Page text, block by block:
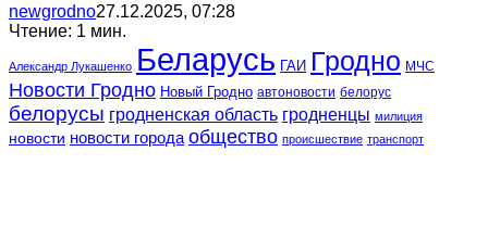
newgrodno27.12.2025, 07:28
Чтение: 1 мин.
Александр Лукашенко Беларусь ГАИ Гродно МЧС
Новости Гродно Новый Гродно автоновости белорус
белорусы гродненская область гродненцы милиция
новости новости города общество происшествие транспорт